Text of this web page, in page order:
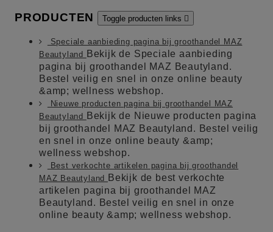
PRODUCTEN Toggle producten links 
Speciale aanbieding pagina bij groothandel MAZ
Beautyland
Bekijk de Speciale aanbieding
pagina bij groothandel MAZ Beautyland.
Bestel veilig en snel in onze online beauty
&amp; wellness webshop.
Nieuwe producten pagina bij groothandel MAZ
Beautyland
Bekijk de Nieuwe producten pagina
bij groothandel MAZ Beautyland. Bestel veilig
en snel in onze online beauty &amp;
wellness webshop.
Best verkochte artikelen pagina bij groothandel
MAZ Beautyland
Bekijk de best verkochte
artikelen pagina bij groothandel MAZ
Beautyland. Bestel veilig en snel in onze
online beauty &amp; wellness webshop.